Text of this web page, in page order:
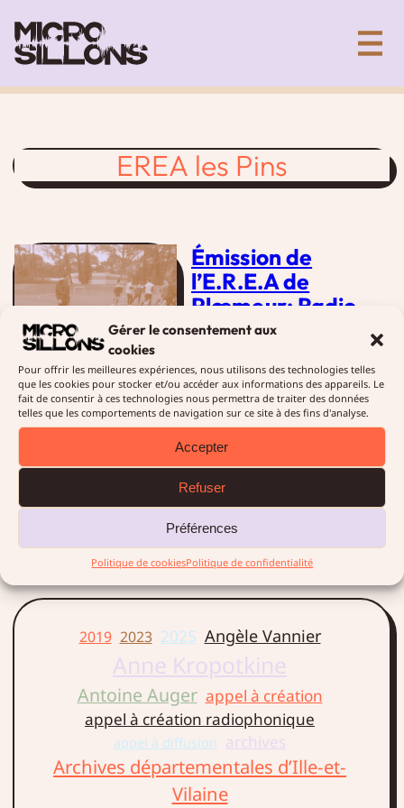
Gérer le consentement aux
cookies
Pour offrir les meilleures expériences, nous utilisons des technologies telles
que les cookies pour stocker et/ou accéder aux informations des appareils. Le
fait de consentir à ces technologies nous permettra de traiter des données
telles que les comportements de navigation sur ce site à des fins d'analyse.
Accepter
Refuser
Préférences
Politique de cookiesPolitique de confidentialité
au
contenu
Collectif artistique de création sonore
EREA les Pins
Émission de
l’E.R.E.A de
Plœmeur: Radio
Balises Football
28 mars 2019 Ateliers
Micro-sillons a animé pour la
avec des élèves de l’E.R.E.A.
de l’année scolaire 2018/2019.
2019 2023 2025 Angèle Vannier
Antoine Auger appel à création
appel à création radiophonique
appel à diffusion
Archives départementales d’Ille-et-
Vilaine